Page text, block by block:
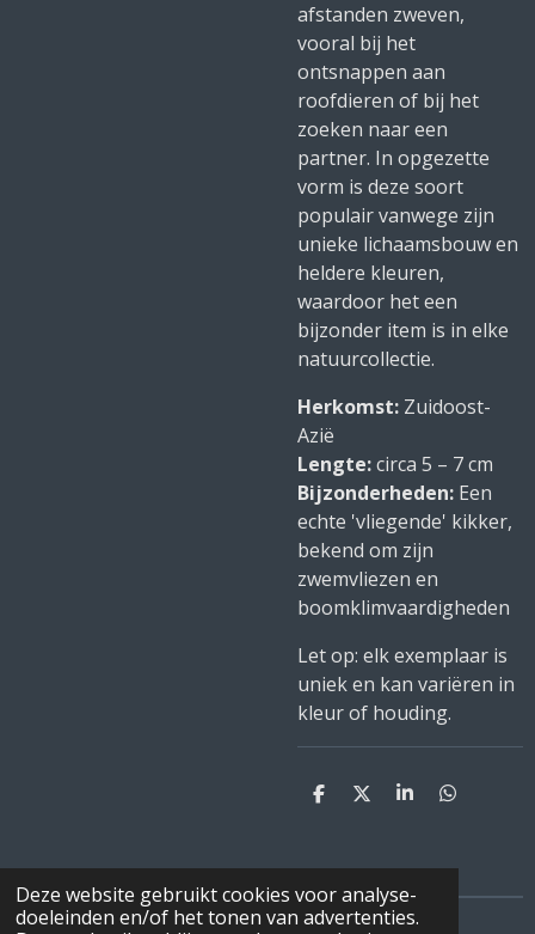
Deze website gebruikt cookies voor analyse-
doeleinden en/of het tonen van advertenties.
afstanden zweven,
vooral bij het
ontsnappen aan
roofdieren of bij het
zoeken naar een
partner. In opgezette
vorm is deze soort
populair vanwege zijn
unieke lichaamsbouw en
heldere kleuren,
waardoor het een
bijzonder item is in elke
natuurcollectie.
Herkomst: Zuidoost-
Azië
Lengte:circa 5 – 7 cm
Bijzonderheden: Een
echte 'vliegende' kikker,
bekend om zijn
zwemvliezen en
boomklimvaardigheden
Let op: elk exemplaar is
uniek en kan variëren in
kleur of houding.
D
D
S
D